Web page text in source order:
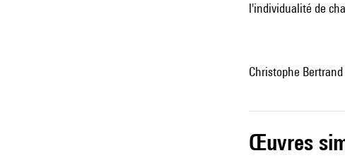
l'individualité de
Christophe Bertrand
œuvres